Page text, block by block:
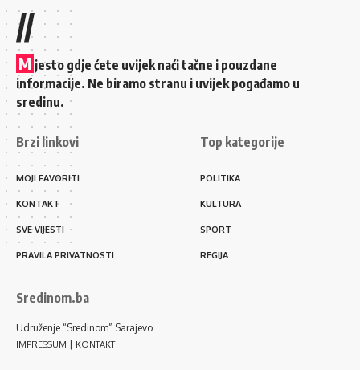
//
M jesto gdje ćete uvijek naći tačne i pouzdane
informacije. Ne biramo stranu i uvijek pogađamo u
sredinu.
Brzi linkovi
MOJI FAVORITI
KONTAKT
SVE VIJESTI
PRAVILA PRIVATNOSTI
Top kategorije
POLITIKA
KULTURA
SPORT
REGIJA
Sredinom.ba
Udruženje “Sredinom” Sarajevo
IMPRESSUM KONTAKT